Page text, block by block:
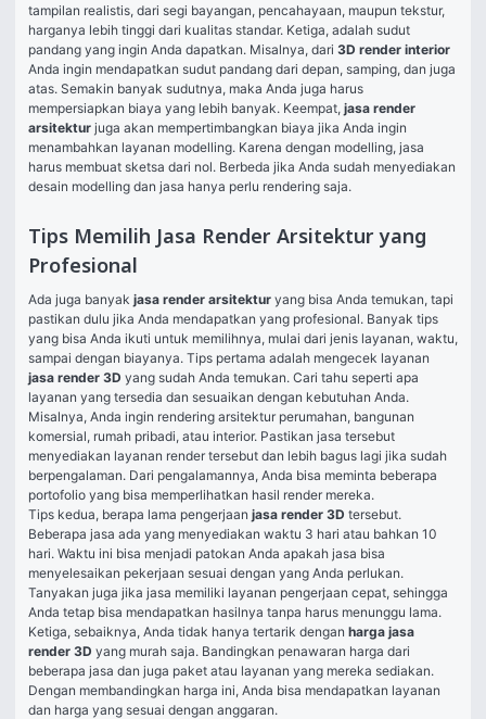
tampilan realistis, dari segi bayangan, pencahayaan, maupun tekstur,
harganya lebih tinggi dari kualitas standar. Ketiga, adalah sudut
pandang yang ingin Anda dapatkan. Misalnya, dari 3D render interior
Anda ingin mendapatkan sudut pandang dari depan, samping, dan juga
atas. Semakin banyak sudutnya, maka Anda juga harus
mempersiapkan biaya yang lebih banyak. Keempat, jasa render
arsitektur juga akan mempertimbangkan biaya jika Anda ingin
menambahkan layanan modelling. Karena dengan modelling, jasa
harus membuat sketsa dari nol. Berbeda jika Anda sudah menyediakan
desain modelling dan jasa hanya perlu rendering saja.
Tips Memilih Jasa Render Arsitektur yang
Profesional
Ada juga banyak jasa render arsitektur yang bisa Anda temukan, tapi
pastikan dulu jika Anda mendapatkan yang profesional. Banyak tips
yang bisa Anda ikuti untuk memilihnya, mulai dari jenis layanan, waktu,
jasa render 3D yang sudah Anda temukan. Cari tahu seperti apa
layanan yang tersedia dan sesuaikan dengan kebutuhan Anda.
Misalnya, Anda ingin rendering arsitektur perumahan, bangunan
komersial, rumah pribadi, atau interior. Pastikan jasa tersebut
menyediakan layanan render tersebut dan lebih bagus lagi jika sudah
berpengalaman. Dari pengalamannya, Anda bisa meminta beberapa
portofolio yang bisa memperlihatkan hasil render mereka.
Tips kedua, berapa lama pengerjaan jasa render 3D tersebut.
Beberapa jasa ada yang menyediakan waktu 3 hari atau bahkan 10
hari. Waktu ini bisa menjadi patokan Anda apakah jasa bisa
menyelesaikan pekerjaan sesuai dengan yang Anda perlukan.
Tanyakan juga jika jasa memiliki layanan pengerjaan cepat, sehingga
Anda tetap bisa mendapatkan hasilnya tanpa harus menunggu lama.
Ketiga, sebaiknya, Anda tidak hanya tertarik dengan harga jasa
render 3D yang murah saja. Bandingkan penawaran harga dari
beberapa jasa dan juga paket atau layanan yang mereka sediakan.
Dengan membandingkan harga ini, Anda bisa mendapatkan layanan
dan harga yang sesuai dengan anggaran.